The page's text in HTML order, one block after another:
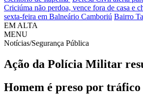
Criciúma não perdoa, vence fora de casa e
sexta-feira em Balneário Camboriú Bairro
EM ALTA
MENU
Notícias/Segurança Pública
Ação da Polícia Militar
Homem é preso por tráfico